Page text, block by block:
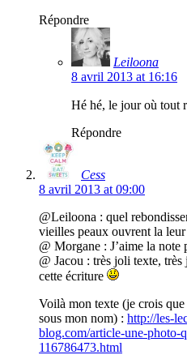
Répondre
Leiloona
8 avril 2013 at 16:16
Hé hé, le jour où tout
Répondre
Cess
8 avril 2013 at 09:00
@Leiloona : quel
vieilles peaux ouvrent la
@ Morgane : J’aime la note
@ Jacou : très joli texte, très
cette écriture
Voilà mon texte (je crois
sous mon nom) : http://les-
blog.com/article-une-photo-
116786473.html